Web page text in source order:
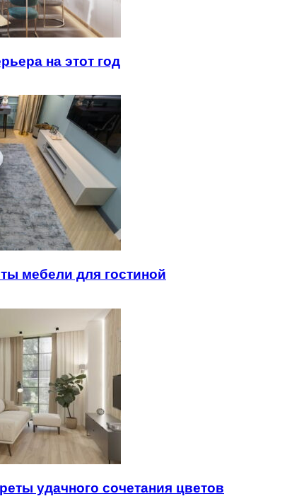
на этот год
мебели для гостиной
удачного сочетания цветов